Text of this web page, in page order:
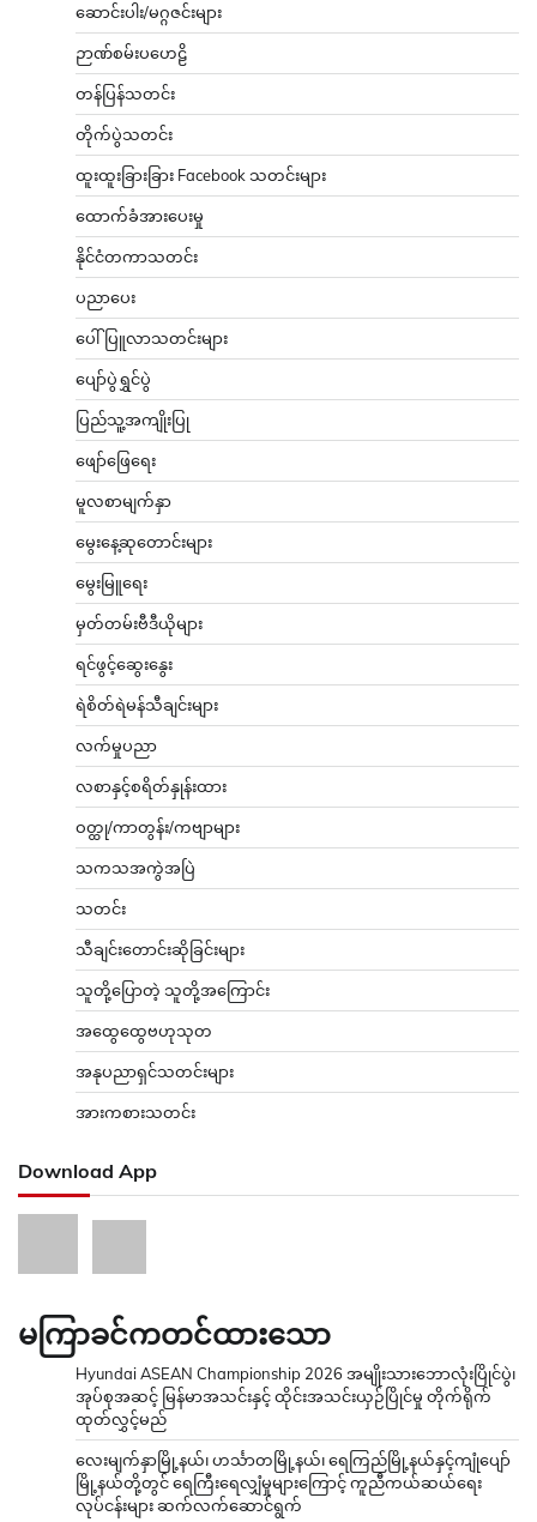
ဆောင်းပါး/မဂ္ဂဇင်းများ
ဉာဏ်စမ်းပဟေဠိ
တန်ပြန်သတင်း
တိုက်ပွဲသတင်း
ထူးထူးခြားခြား Facebook သတင်းများ
ထောက်ခံအားပေးမှု
နိုင်ငံတကာသတင်း
ပညာပေး
ပေါ်ပြူလာသတင်းများ
ပျော်ပွဲရွှင်ပွဲ
ပြည်သူ့အကျိုးပြု
ဖျော်ဖြေရေး
မူလစာမျက်နှာ
မွေးနေ့ဆုတောင်းများ
မွေးမြူရေး
မှတ်တမ်းဗီဒီယိုများ
ရင်ဖွင့်ဆွေးနွေး
ရဲစိတ်ရဲမန်သီချင်းများ
လက်မှုပညာ
လစာနှင့်စရိတ်နှုန်းထား
ဝတ္ထု/ကာတွန်း/ကဗျာများ
သကသအကွဲအပြဲ
သတင်း
သီချင်းတောင်းဆိုခြင်းများ
သူတို့ပြောတဲ့ သူတို့အကြောင်း
အထွေထွေဗဟုသုတ
အနုပညာရှင်သတင်းများ
အားကစားသတင်း
Download App
မကြာခင်ကတင်ထားသော
Hyundai ASEAN Championship 2026 အမျိုးသားဘောလုံးပြိုင်ပွဲ၊
အုပ်စုအဆင့် မြန်မာအသင်းနှင့် ထိုင်းအသင်းယှဉ်ပြိုင်မှု တိုက်ရိုက်
ထုတ်လွှင့်မည်
လေးမျက်နှာမြို့နယ်၊ ဟင်္သာတမြို့နယ်၊ ရေကြည်မြို့နယ်နှင့်ကျုံပျော်
မြို့နယ်တို့တွင် ရေကြီးရေလျှံမှုများကြောင့် ကူညီကယ်ဆယ်ရေး
လုပ်ငန်းများ ဆက်လက်ဆောင်ရွက်